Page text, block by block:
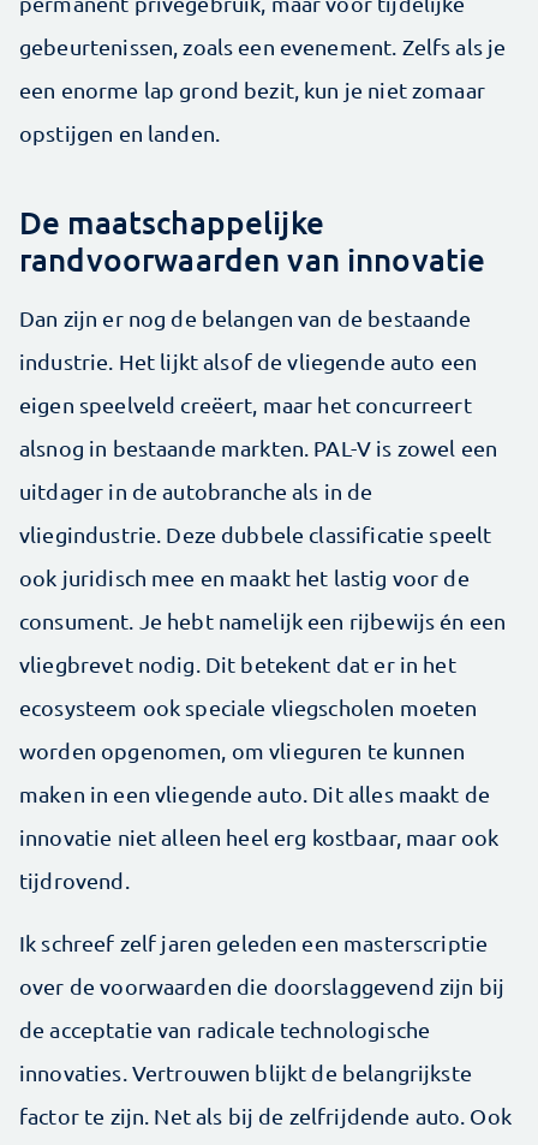
gebeurtenissen, zoals een evenement. Zelfs als je
een enorme lap grond bezit, kun je niet zomaar
opstijgen en landen.
De maatschappelijke
randvoorwaarden van innovatie
Dan zijn er nog de belangen van de bestaande
industrie. Het lijkt alsof de vliegende auto een
eigen speelveld creëert, maar het concurreert
alsnog in bestaande markten. PAL-V is zowel een
uitdager in de autobranche als in de
vliegindustrie. Deze dubbele classificatie speelt
ook juridisch mee en maakt het lastig voor de
consument. Je hebt namelijk een rijbewijs én een
vliegbrevet nodig. Dit betekent dat er in het
ecosysteem ook speciale vliegscholen moeten
worden opgenomen, om vlieguren te kunnen
maken in een vliegende auto. Dit alles maakt de
innovatie niet alleen heel erg kostbaar, maar ook
tijdrovend.
Ik schreef zelf jaren geleden een masterscriptie
over de voorwaarden die doorslaggevend zijn bij
de acceptatie van radicale technologische
innovaties. Vertrouwen blijkt de belangrijkste
factor te zijn. Net als bij de zelfrijdende auto. Ook